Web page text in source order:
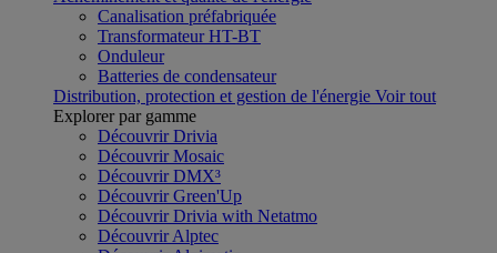
Canalisation préfabriquée
Transformateur HT-BT
Onduleur
Batteries de condensateur
Distribution, protection et gestion de l'énergie Voir tout
Explorer par gamme
Découvrir Drivia
Découvrir Mosaic
Découvrir DMX³
Découvrir Green'Up
Découvrir Drivia with Netatmo
Découvrir Alptec